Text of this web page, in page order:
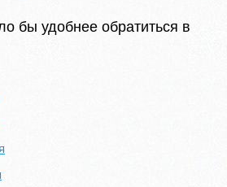
бы удобнее обратиться в